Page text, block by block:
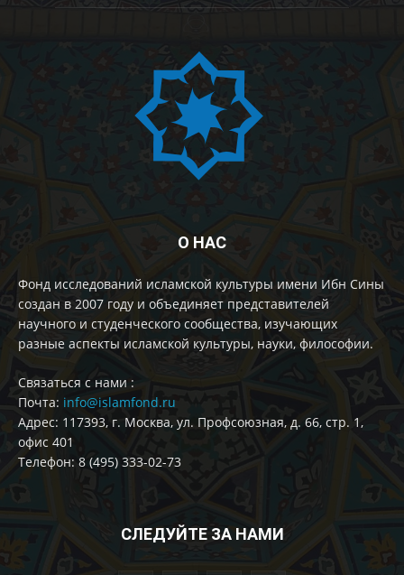
О НАС
Фонд исследований исламской культуры имени Ибн Сины
создан в 2007 году и объединяет представителей
научного и студенческого сообщества, изучающих
разные аспекты исламской культуры, науки, философии.
Cвязаться с нами :
Почта: info@islamfond.ru
Адрес: 117393, г. Москва, ул. Профсоюзная, д. 66, стр. 1,
офис 401
Телефон: 8 (495) 333-02-73
СЛЕДУЙТЕ ЗА НАМИ